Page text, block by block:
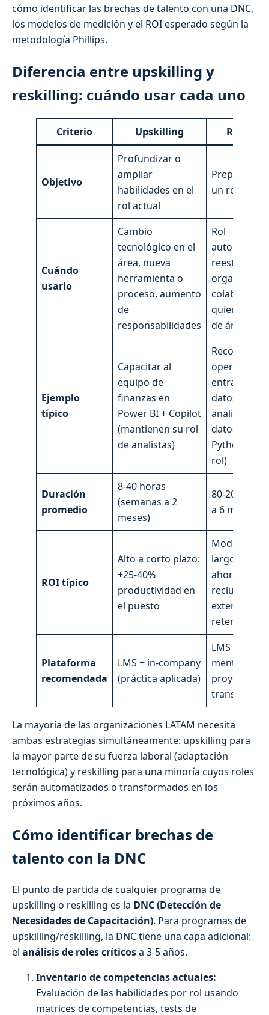
cómo identificar las brechas de talento con una DNC,
los modelos de medición y el ROI esperado según la
metodología Phillips.
Diferencia entre upskilling y
reskilling: cuándo usar cada uno
Criterio Upskilling
Objetivo
Profundizar o
ampliar
habilidades en el
rol actual
Preparar
un rol
Cuándo
usarlo
Cambio
tecnológico en el
área, nueva
herramienta o
proceso, aumento
de
responsabilidades
Rol
quiere
de área
Ejemplo
típico
Capacitar al
equipo de
finanzas en
Power BI + Copilot
(mantienen su rol
de analistas)
Reconvertir
operadores
entrada de
datos en
analistas de
datos con
Python
rol)
Duración
promedio
8-40 horas
(semanas a 2
meses)
80-200
a 6 meses)
ROI típico
Alto a corto plazo:
+25-40%
productividad en
el puesto
Moderado a
largo plazo:
ahorro en
externo,
retención
Plataforma
recomendada
LMS + in-company
(práctica aplicada)
LMS
mentoring +
proyecto
transición
La mayoría de las organizaciones LATAM necesita
ambas estrategias simultáneamente: upskilling para
la mayor parte de su fuerza laboral (adaptación
tecnológica) y reskilling para una minoría cuyos roles
serán automatizados o transformados en los
próximos años.
Cómo identificar brechas de
talento con la DNC
El punto de partida de cualquier programa de
upskilling o reskilling es la DNC (Detección de
Necesidades de Capacitación). Para programas de
upskilling/reskilling, la DNC tiene una capa adicional:
el análisis de roles críticosa 3-5 años.
Inventario de competencias actuales:
Evaluación de las habilidades por rol usando
matrices de competencias, tests de